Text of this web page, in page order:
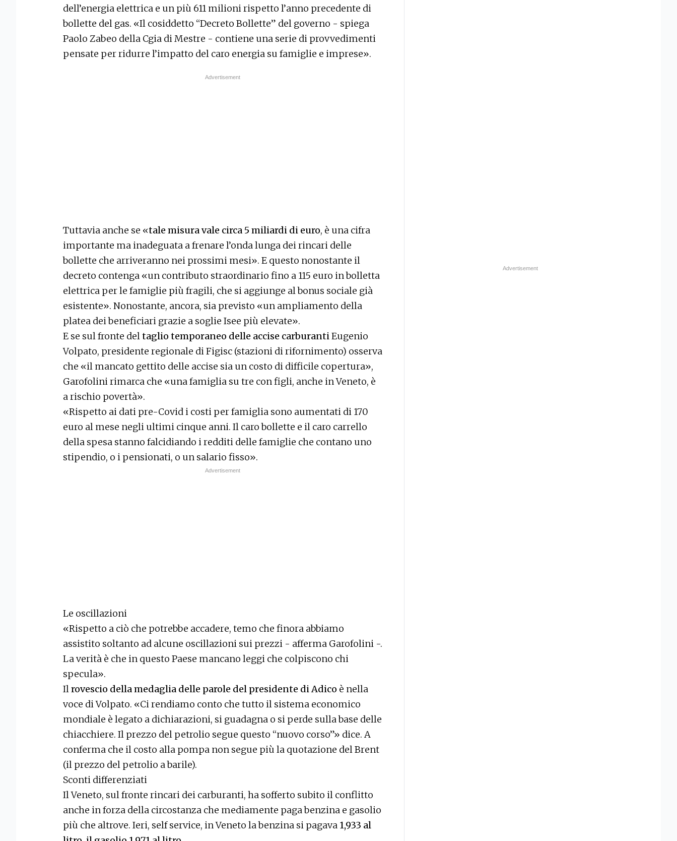
dell’energia elettrica e un più 611 milioni rispetto l’anno precedente di
bollette del gas. «Il cosiddetto “Decreto Bollette” del governo - spiega
Paolo Zabeo della Cgia di Mestre - contiene una serie di provvedimenti
pensate per ridurre l’impatto del caro energia su famiglie e imprese».
Tuttavia anche se «tale misura vale circa 5 miliardi di euro, è una cifra
importante ma inadeguata a frenare l’onda lunga dei rincari delle
bollette che arriveranno nei prossimi mesi». E questo nonostante il
decreto contenga «un contributo straordinario fino a 115 euro in bolletta
elettrica per le famiglie più fragili, che si aggiunge al bonus sociale già
esistente». Nonostante, ancora, sia previsto «un ampliamento della
platea dei beneficiari grazie a soglie Isee più elevate».
E se sul fronte deltaglio temporaneo delle accise carburantiEugenio
Volpato, presidente regionale di Figisc (stazioni di rifornimento) osserva
che «il mancato gettito delle accise sia un costo di difficile copertura»,
Garofolini rimarca che «una famiglia su tre con figli, anche in Veneto, è
a rischio povertà».
«Rispetto ai dati pre-Covid i costi per famiglia sono aumentati di 170
euro al mese negli ultimi cinque anni. Il caro bollette e il caro carrello
della spesa stanno falcidiando i redditi delle famiglie che contano uno
stipendio, o i pensionati, o un salario fisso».
Le oscillazioni
«Rispetto a ciò che potrebbe accadere, temo che finora abbiamo
assistito soltanto ad alcune oscillazioni sui prezzi - afferma Garofolini -.
La verità è che in questo Paese mancano leggi che colpiscono chi
specula».
Ilrovescio della medaglia delle parole del presidente di Adico è nella
voce di Volpato. «Ci rendiamo conto che tutto il sistema economico
mondiale è legato a dichiarazioni, si guadagna o si perde sulla base delle
chiacchiere. Il prezzo del petrolio segue questo “nuovo corso”» dice. A
conferma che il costo alla pompa non segue più la quotazione del Brent
(il prezzo del petrolio a barile).
Sconti differenziati
Il Veneto, sul fronte rincari dei carburanti, ha sofferto subito il conflitto
anche in forza della circostanza che mediamente paga benzina e gasolio
più che altrove. Ieri, self service, in Veneto la benzina si pagava 1,933 al